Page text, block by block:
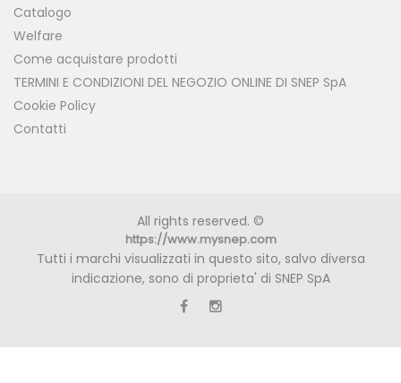
Catalogo
Welfare
Come acquistare prodotti
TERMINI E CONDIZIONI DEL NEGOZIO ONLINE DI SNEP SpA
Cookie Policy
Contatti
All rights reserved. ©
https://www.mysnep.com
Tutti i marchi visualizzati in questo sito, salvo diversa
indicazione, sono di proprieta' di SNEP SpA